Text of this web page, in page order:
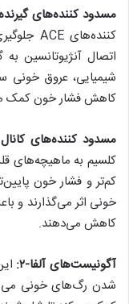
مسدود کننده‌های گیرنده
اتصال آنژیوتانسین
شیمیایی، عروق
کاهش فشار خون کمک
مسدود کننده‌های
کلسیم به ماهیچه‌های
کم‌تر و فشار خون
خونی اثر می‌گذارند و
کاهش می‌دهند.
آگونیست‌های آلفا-۲:
شدن رگ‌های خونی